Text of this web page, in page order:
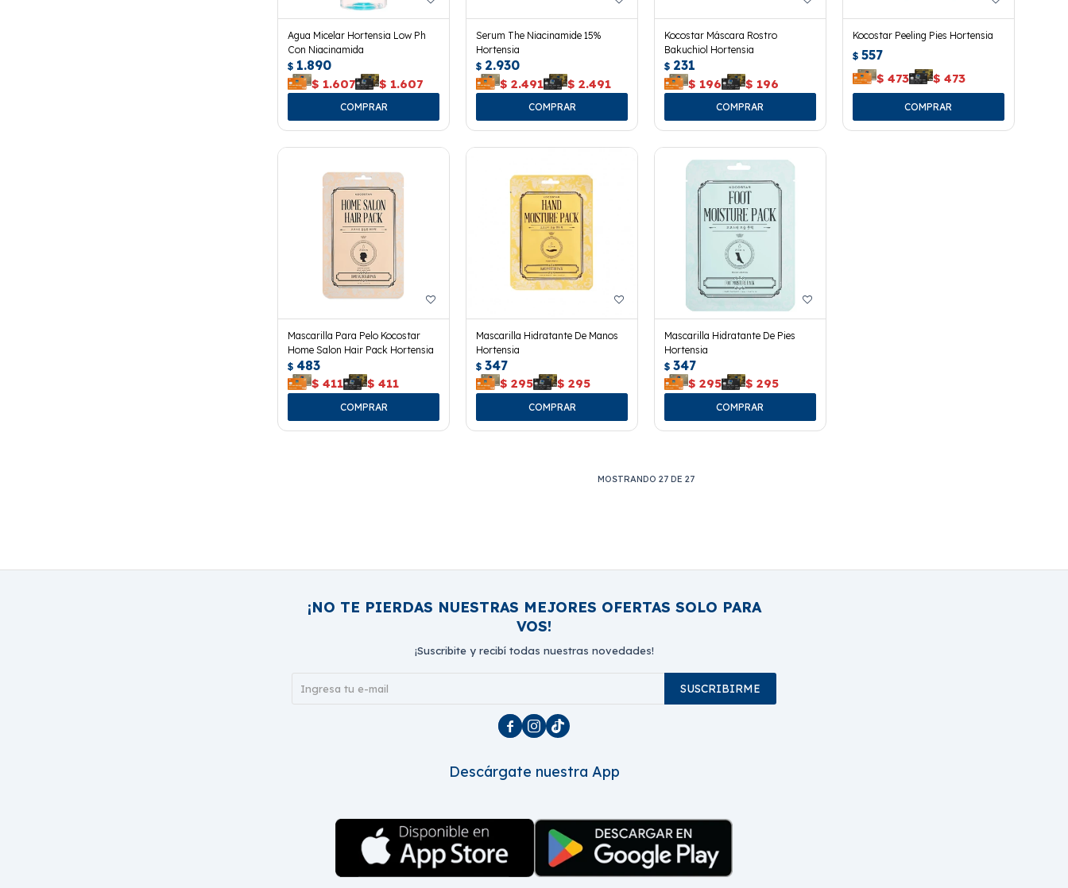
Agua Micelar Hortensia Low Ph
Con Niacinamida
$ 1.890
$ 1.607 $ 1.607
Serum The Niacinamide 15%
Hortensia
$ 2.930
$ 2.491 $ 2.491
Kocostar Máscara Rostro
Bakuchiol Hortensia
$ 231
$ 196 $ 196
Kocostar Peeling Pies Hortensia
$ 557
$ 473 $ 473
Mascarilla Para Pelo Kocostar
Home Salon Hair Pack Hortensia
$ 483
$ 411 $ 411
Mascarilla Hidratante De Manos
Hortensia
$ 347
$ 295 $ 295
Mascarilla Hidratante De Pies
Hortensia
$ 347
$ 295 $ 295
MOSTRANDO 27DE 27
¡NO TE PIERDAS NUESTRAS MEJORES OFERTAS SOLO PARA
VOS!
¡Suscribite y recibí todas nuestras novedades!
SUSCRIBIRME
  
Descárgate nuestra App